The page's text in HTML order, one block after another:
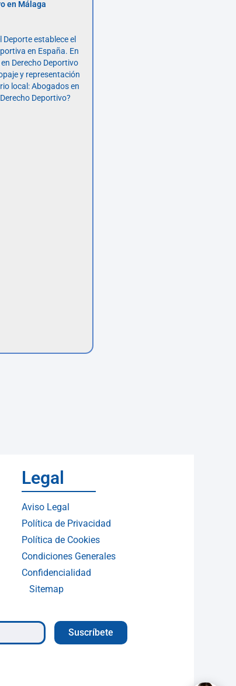
en Málaga
establece el
en España. En
Derecho Deportivo
y representación
local: Abogados en
Deportivo?
Legal
Aviso Legal
Política de Privacidad
Política de Cookies
Condiciones Generales
Confidencialidad
Sitemap
Suscríbete